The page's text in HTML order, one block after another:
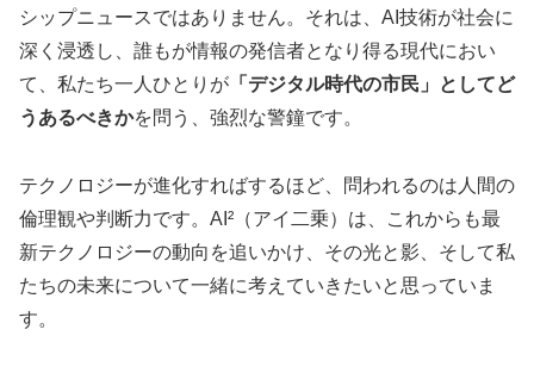
シップニュースではありません。それは、AI技術が社会に
深く浸透し、誰もが情報の発信者となり得る現代におい
て、私たち一人ひとりが 「デジタル時代の市民」としてど
うあるべきかを問う、強烈な警鐘です。
テクノロジーが進化すればするほど、問われるのは人間の
倫理観や判断力です。AI²（アイ二乗）は、これからも最
新テクノロジーの動向を追いかけ、その光と影、そして私
たちの未来について一緒に考えていきたいと思っていま
す。